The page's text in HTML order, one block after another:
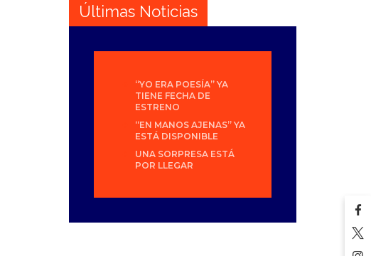
Últimas Noticias
“YO ERA POESÍA” YA
TIENE FECHA DE
ESTRENO
“EN MANOS AJENAS” YA
ESTÁ DISPONIBLE
UNA SORPRESA ESTÁ
POR LLEGAR